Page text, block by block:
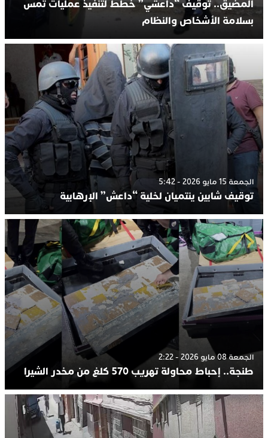
المضيق.. توقيف “داعشي” خطط لتنفيذ عمليات تمس
بسلامة الأشخاص والنظام
الجمعة 15 مايو 2026 - 5:42
توقيف شابين ينتميان لخلية “داعش” الإرهابية
الجمعة 08 مايو 2026 - 2:22
طنجة.. إحباط محاولة تهريب 570 كلغ من مخدر الشيرا